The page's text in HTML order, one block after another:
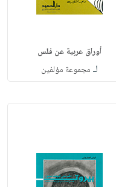
أوراق عربية عن فلس
لـ مجموعة مؤلفين